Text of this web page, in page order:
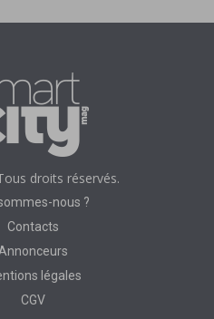
droits réservés.
nous ?
Contacts
légales
CGV